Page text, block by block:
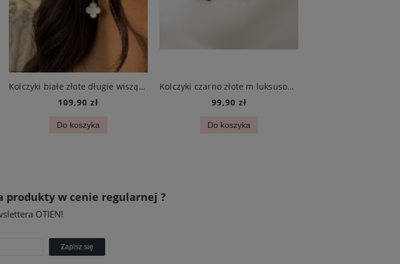
Kolczyki białe złote długie wiszące koniczynki ze stali chirurgicznej
109,90 zł
Do koszyka
Kolczyki czarno złote m luksusowe ze stali szlachetnej
99,90 zł
Do koszyka
produkty w cenie regularnej ?
OTIEN!
Zapisz się